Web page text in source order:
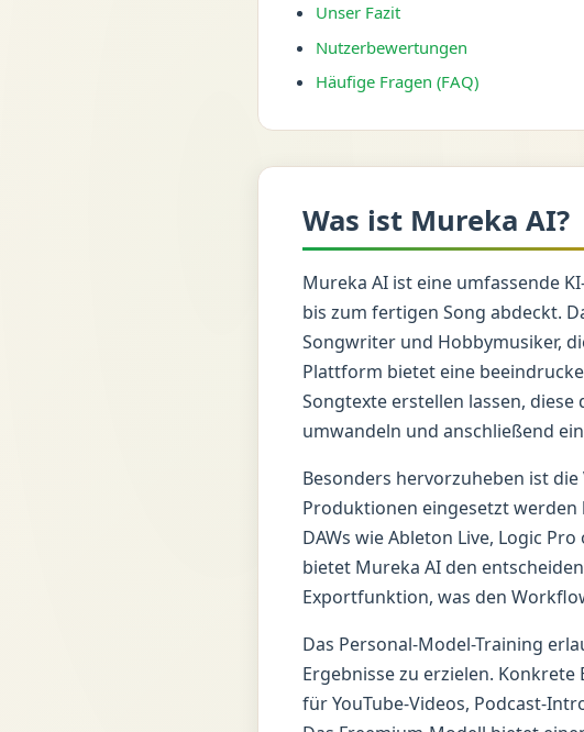
Unser Fazit
Nutzerbewertungen
Häufige Fragen (FAQ)
Was ist Mureka AI?
Mureka AI ist eine umfassende
bis zum fertigen Song abdeckt.
Songwriter und Hobbymusiker,
Plattform bietet eine
Songtexte erstellen lassen,
umwandeln und anschließend
Besonders hervorzuheben ist
Produktionen eingesetzt
DAWs wie Ableton Live, Logic
bietet Mureka AI den
Exportfunktion, was den
Das Personal-Model-Training
Ergebnisse zu erzielen.
für YouTube-Videos, Podcast-